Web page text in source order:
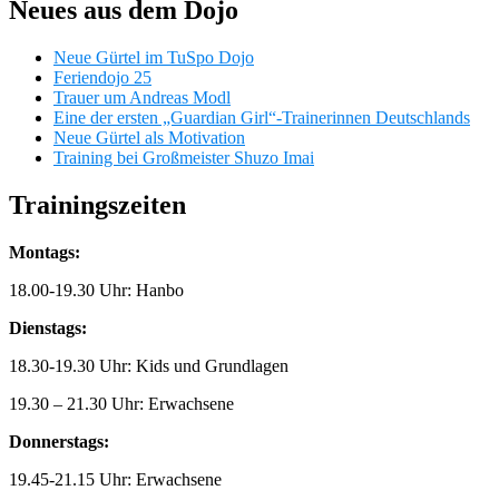
Neues aus dem Dojo
Neue Gürtel im TuSpo Dojo
Feriendojo 25
Trauer um Andreas Modl
Eine der ersten „Guardian Girl“-Trainerinnen Deutschlands
Neue Gürtel als Motivation
Training bei Großmeister Shuzo Imai
Trainingszeiten
Montags:
18.00-19.30 Uhr: Hanbo
Dienstags:
18.30-19.30 Uhr: Kids und Grundlagen
19.30 – 21.30 Uhr: Erwachsene
Donnerstags:
19.45-21.15 Uhr: Erwachsene